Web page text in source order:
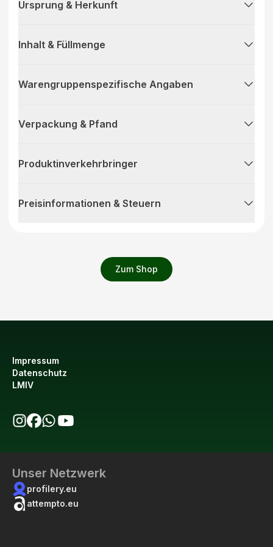
Zum Shop
Ursprung & Herkunft
Inhalt & Füllmenge
Warengruppenspezifische Angaben
Verpackung & Pfand
Produktinverkehrbringer
Preisinformationen & Steuern
Impressum
Datenschutz
LMIV
Unser Netzwerk
profilery.eu
attempto.eu